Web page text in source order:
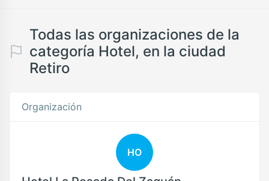
Todas las organizaciones de la
categoría Hotel, en la ciudad
Retiro
Organización
HO